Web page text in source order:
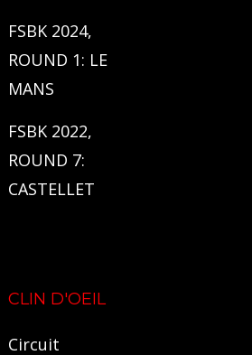
FSBK 2024,
ROUND 1: LE
MANS
FSBK 2022,
ROUND 7:
CASTELLET
CLIN D'OEIL
Circuit